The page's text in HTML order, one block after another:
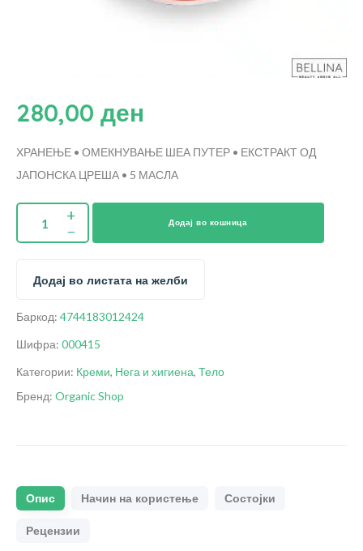
280,00 ден
ХРАНЕЊЕ • ОМЕКНУВАЊЕ ШЕА ПУТЕР • ЕКСТРАКТ ОД
ЈАПОНСКА ЦРЕША • 5 МАСЛА
Додај во кошница
Додај во листата на желби
Баркод: 4744183012424
Шифра: 000415
Категории: Креми, Нега и хигиена, Тело
Бренд: Organic Shop
Опис Начин на користење Состојки
Рецензии